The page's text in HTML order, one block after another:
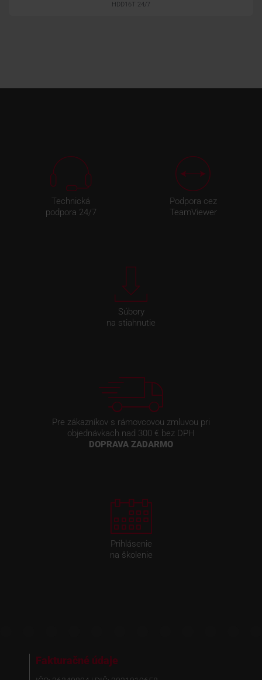
HDD16T 24/7
Technická
podpora 24/7
Podpora cez
TeamViewer
Súbory
na stiahnutie
Pre zákazníkov s rámovcovou zmluvou pri
objednávkach nad 300 € bez DPH
DOPRAVA ZADARMO
Prihlásenie
na školenie
Fakturačné údaje